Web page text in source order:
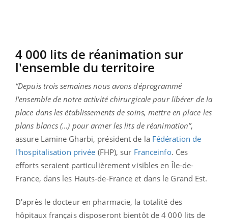
4 000 lits de réanimation sur
l'ensemble du territoire
“Depuis trois semaines nous avons déprogrammé
l'ensemble de notre activité chirurgicale pour libérer de la
place dans les établissements de soins, mettre en place les
plans blancs (…) pour armer les lits de réanimation”,
assure Lamine Gharbi, président de la Fédération de
l'hospitalisation privée (FHP), sur Franceinfo. Ces
efforts seraient particulièrement visibles en Île-de-
France, dans les Hauts-de-France et dans le Grand Est.
D'après le docteur en pharmacie, la totalité des
hôpitaux français disposeront bientôt de 4 000 lits de